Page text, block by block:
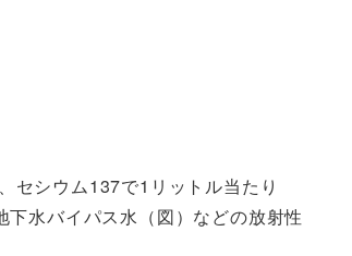
セシウム137で1リットル当たり
水バイパス水（図）などの放射性